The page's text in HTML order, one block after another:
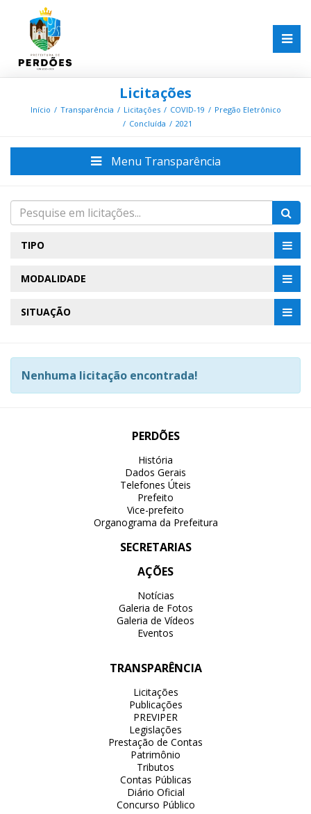
Licitações
Início Transparência Licitações COVID-19
Pregão Eletrônico
Concluída
2021
Menu Transparência
TIPO
MODALIDADE
SITUAÇÃO
Nenhuma licitação encontrada!
PERDÕES
História
Dados Gerais
Telefones Úteis
Prefeito
Vice-prefeito
Organograma da Prefeitura
SECRETARIAS
AÇÕES
Notícias
Galeria de Fotos
Galeria de Vídeos
Eventos
TRANSPARÊNCIA
Licitações
Publicações
PREVIPER
Legislações
Prestação de Contas
Patrimônio
Tributos
Contas Públicas
Diário Oficial
Concurso Público